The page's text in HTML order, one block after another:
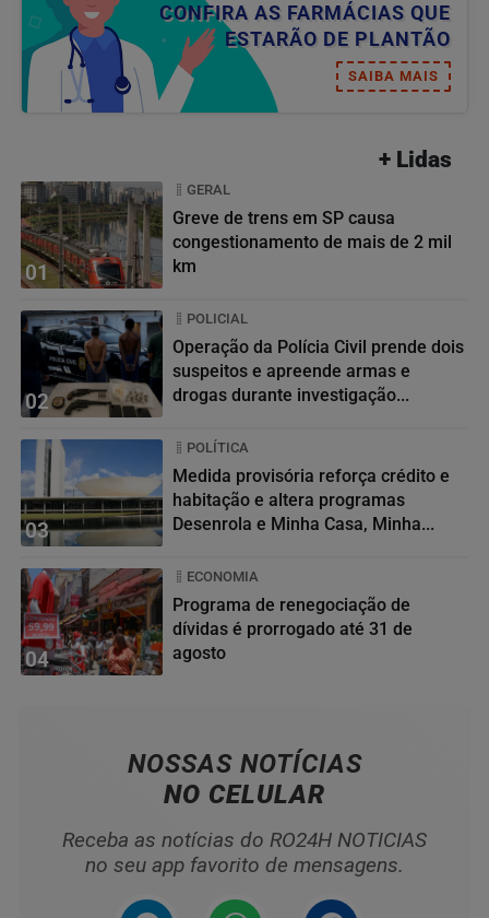
CONFIRA AS FARMÁCIAS QUE
ESTARÃO DE PLANTÃO
SAIBA MAIS
+ Lidas
01
GERAL
Greve de trens em SP causa
congestionamento de mais de 2 mil
km
02
POLICIAL
Operação da Polícia Civil prende dois
suspeitos e apreende armas e
drogas durante investigação...
03
POLÍTICA
Medida provisória reforça crédito e
habitação e altera programas
Desenrola e Minha Casa, Minha...
04
ECONOMIA
Programa de renegociação de
dívidas é prorrogado até 31 de
agosto
NOSSAS NOTÍCIAS
NO CELULAR
Receba as notícias do RO24H NOTICIAS
no seu app favorito de mensagens.